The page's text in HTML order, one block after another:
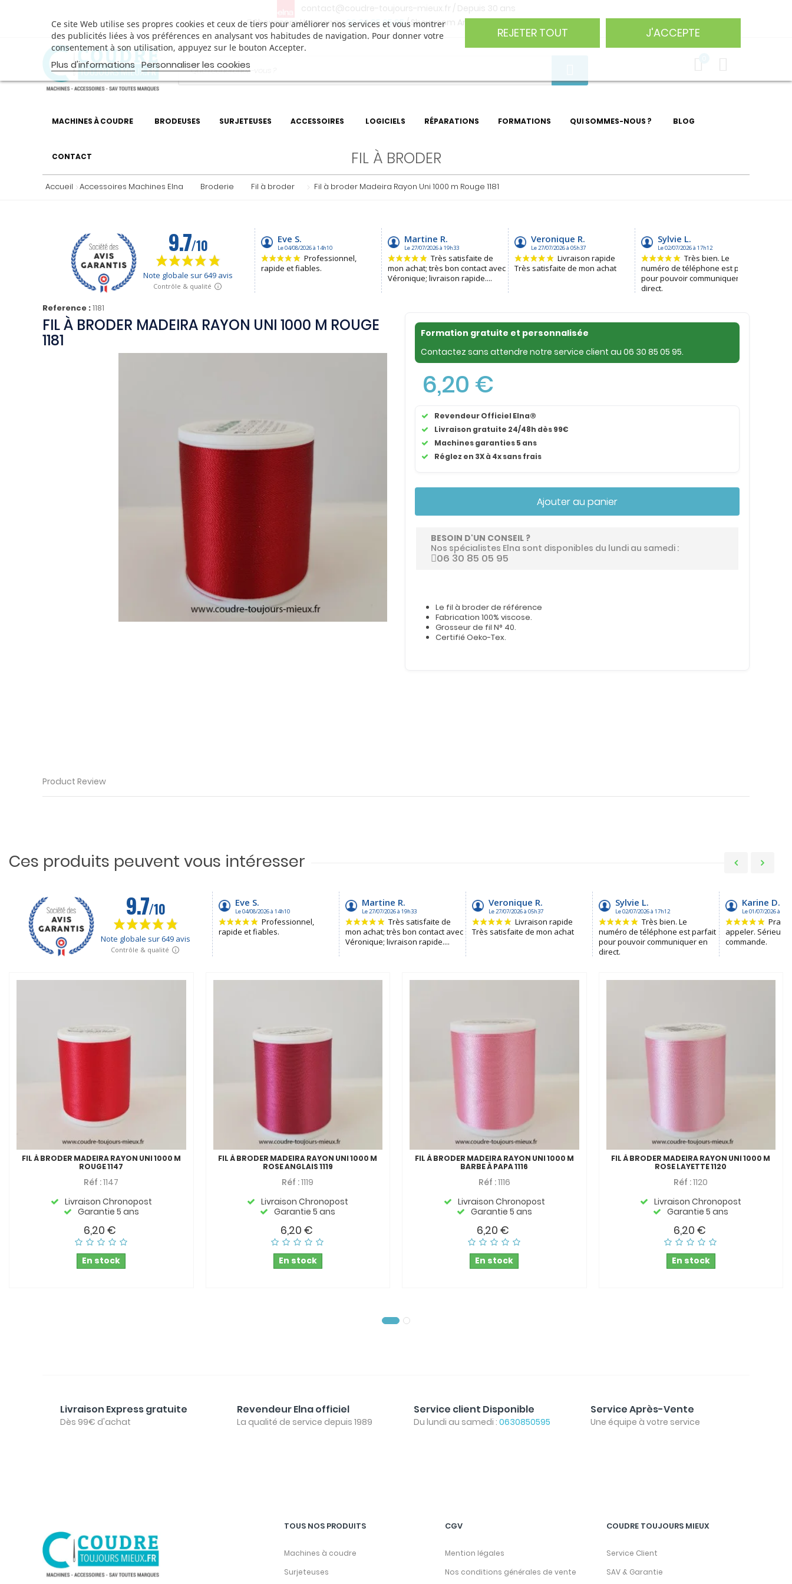
contact@coudre-toujours-mieux.fr / Depuis 30 ans
Showroom Haguenau 06 30 85 05 95/ Showroom Angers
Ce site Web utilise ses propres cookies et ceux de tiers pour améliorer nos services et vous montrer
des publicités liées à vos préférences en analysant vos habitudes de navigation. Pour donner votre
consentement à son utilisation, appuyez sur le bouton Accepter.
Plus d'informations Personnaliser les cookies
REJETER TOUT J'ACCEPTE
MACHINES À COUDRE BRODEUSES SURJETEUSES ACCESSOIRES LOGICIELS RÉPARATIONS FORMATIONS QUI SOMMES-NOUS ? BLOG
CONTACT FIL À BRODER
Accueil Accessoires Machines Elna Broderie Fil à broder Fil à broder Madeira Rayon Uni 1000 m Rouge 1181
Reference :1181
FIL À BRODER MADEIRA RAYON UNI 1000 M ROUGE
1181
Formation gratuite et personnalisée
Contactez sans attendre notre service client au 06 30 85 05 95.
6,20 €
Revendeur Officiel Elna®
Livraison gratuite 24/48h dès 99€
Machines garanties 5 ans
Réglez en 3X à 4x sans frais
Ajouter au panier
BESOIN D'UN CONSEIL ?
Nos spécialistes Elna sont disponibles du lundi au samedi :
06 30 85 05 95
Le fil à broder de référence
Fabrication 100% viscose.
Grosseur de fil N° 40.
Certifié Oeko-Tex.
Product Review
Ces produits peuvent vous intéresser
FIL À BRODER MADEIRA RAYON UNI 1000 M
ROUGE 1147
Réf :1147
Livraison Chronopost
Garantie 5 ans
6,20 €
En stock
FIL À BRODER MADEIRA RAYON UNI 1000 M
ROSE ANGLAIS 1119
Réf :1119
Livraison Chronopost
Garantie 5 ans
6,20 €
En stock
FIL À BRODER MADEIRA RAYON UNI 1000 M
BARBE À PAPA 1116
Réf :1116
Livraison Chronopost
Garantie 5 ans
6,20 €
En stock
FIL À BRODER MADEIRA RAYON UNI 1000 M
ROSE LAYETTE 1120
Réf :1120
Livraison Chronopost
Garantie 5 ans
6,20 €
En stock
Livraison Express gratuite
Dès 99€ d'achat
Revendeur Elna officiel
La qualité de service depuis 1989
Service client Disponible
Du lundi au samedi : 0630850595
Service Après-Vente
Une équipe à votre service
TOUS NOS PRODUITS
Machines à coudre
Surjeteuses
CGV
Mention légales
Nos conditions générales de vente
COUDRE TOUJOURS MIEUX
Service Client
SAV & Garantie